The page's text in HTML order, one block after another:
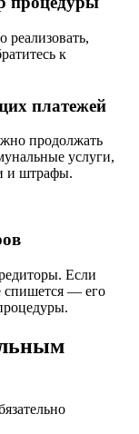
реализовать,
к
платежей
продолжать
услуги,
и штрафы.
Если
спишется — его